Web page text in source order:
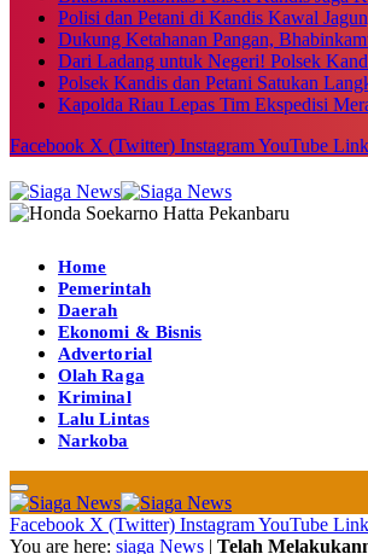
Polisi dan Petani di Kandis Kawal
Dukung Ketahanan Pangan,
Dari Ladang untuk Negeri! Polsek
Polsek Kandis dan Petani Satukan
Kapolda Riau Lepas Tim Ekspedisi
Facebook X (Twitter) InstagramYouTube
Home
Pemerintah
Daerah
Ekonomi & Bisnis
Advertorial
Olah Raga
Kriminal
Lalu Lintas
Narkoba
Facebook X (Twitter) InstagramYouTube
You are here: siaga News | Telah